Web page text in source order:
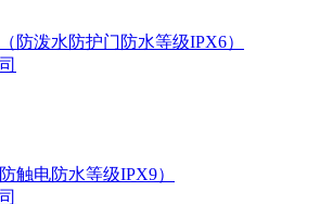
防泼水防护门防水等级IPX6）
触电防水等级IPX9）